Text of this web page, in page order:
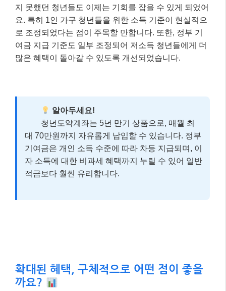
지 못했던 청년들도 이제는 기회를 잡을 수 있게 되었어
요. 특히 1인 가구 청년들을 위한 소득 기준이 현실적으
로 조정되었다는 점이 주목할 만합니다. 또한, 정부 기
여금 지급 기준도 일부 조정되어 저소득 청년들에게 더
많은 혜택이 돌아갈 수 있도록 개선되었습니다.
알아두세요!
청년도약계좌는 5년 만기 상품으로, 매월 최
대 70만원까지 자유롭게 납입할 수 있습니다. 정부
기여금은 개인 소득 수준에 따라 차등 지급되며, 이
자 소득에 대한 비과세 혜택까지 누릴 수 있어 일반
적금보다 훨씬 유리합니다.
확대된 혜택, 구체적으로 어떤 점이 좋을
까요?